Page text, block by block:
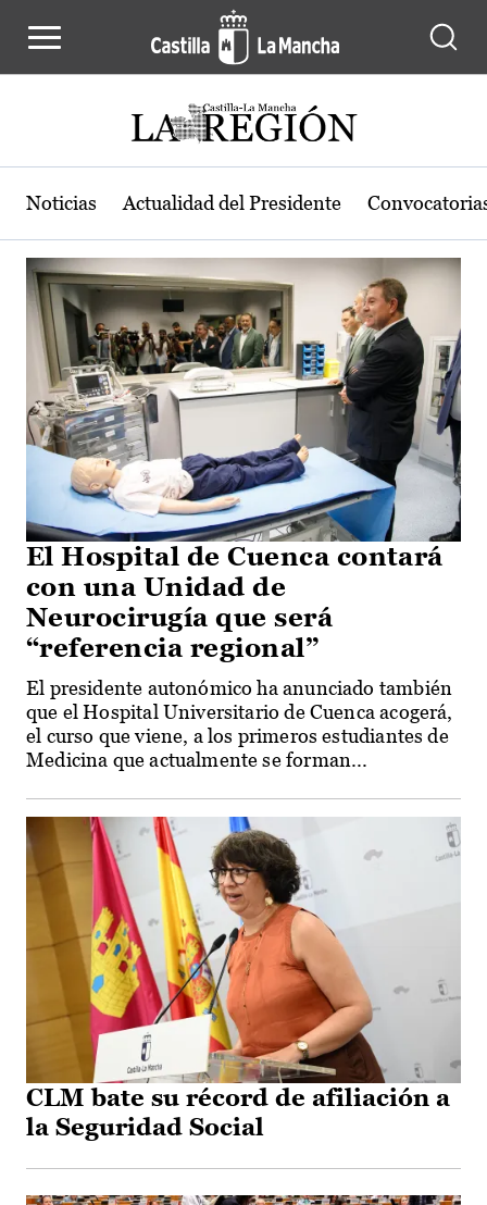
Actualidad de la región de Castilla-
Noticias Actualidad del Presidente
El Hospital de Cuenca contará
con una Unidad de
Neurocirugía que será
“referencia regional”
El presidente autonómico ha anunciado también
que el Hospital Universitario de Cuenca acogerá,
el curso que viene, a los primeros estudiantes de
Medicina que actualmente se forman...
CLM bate su récord de afiliación a
la Seguridad Social